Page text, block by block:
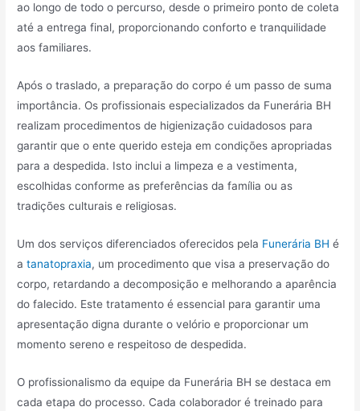
ao longo de todo o percurso, desde o primeiro ponto de coleta
até a entrega final, proporcionando conforto e tranquilidade
aos familiares.
Após o traslado, a preparação do corpo é um passo de suma
importância. Os profissionais especializados da Funerária BH
realizam procedimentos de higienização cuidadosos para
garantir que o ente querido esteja em condições apropriadas
para a despedida. Isto inclui a limpeza e a vestimenta,
escolhidas conforme as preferências da família ou as
tradições culturais e religiosas.
Um dos serviços diferenciados oferecidos pela Funerária BH é
atanatopraxia, um procedimento que visa a preservação do
corpo, retardando a decomposição e melhorando a aparência
do falecido. Este tratamento é essencial para garantir uma
apresentação digna durante o velório e proporcionar um
momento sereno e respeitoso de despedida.
O profissionalismo da equipe da Funerária BH se destaca em
cada etapa do processo. Cada colaborador é treinado para